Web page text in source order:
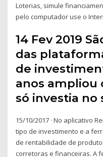
Loterias, simule
pelo computador use o
14 Fev 2019
das
de
anos ampliou
só investia no
15/10/2017 · No aplicativo
tipo de investimento e a
de rentabilidade de
corretoras e financeiras. A